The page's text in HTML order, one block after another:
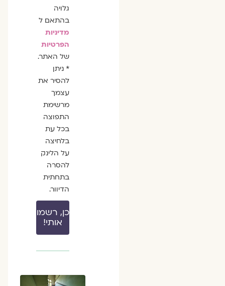
גלויה
בהתאם ל
מדיניות
הפרטיות
של האתר.
* ניתן
להסיר את
עצמך
מרשימת
התפוצה
בכל עת
בלחיצה
על הלינק
להסרה
בתחתית
הדיוור.
כן, רשמו
אותי!